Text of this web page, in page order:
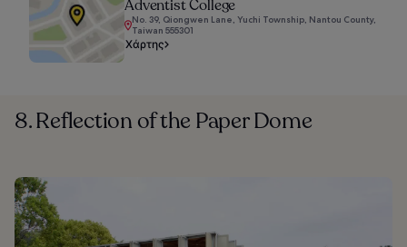
Adventist College
No. 39, Qiongwen Lane, Yuchi Township, Nantou County,
Taiwan 555301
Χάρτης
8. Reflection of the Paper Dome